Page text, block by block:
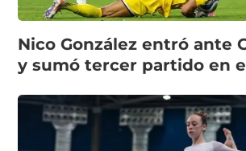
Nico González entró ante
y sumó tercer partido en